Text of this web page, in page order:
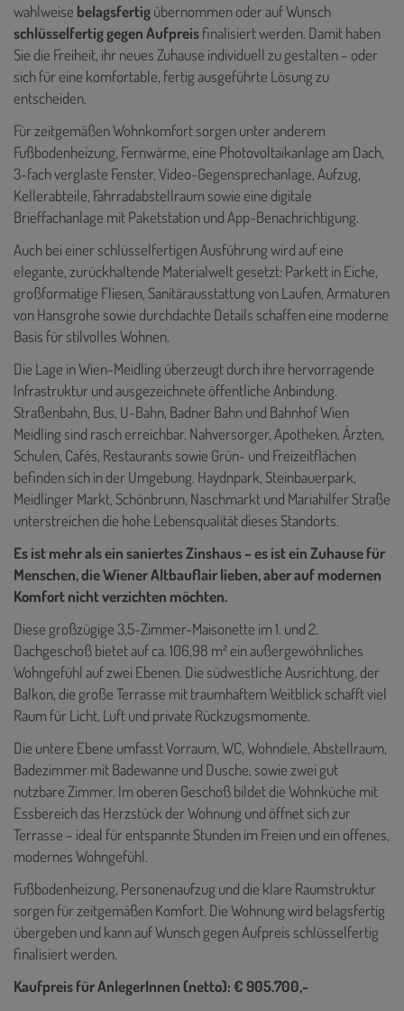
wahlweise belagsfertigübernommen oder auf Wunsch
schlüsselfertig gegen Aufpreisfinalisiert werden. Damit haben
Sie die Freiheit, ihr neues Zuhause individuell zu gestalten – oder
sich für eine komfortable, fertig ausgeführte Lösung zu
entscheiden.
Für zeitgemäßen Wohnkomfort sorgen unter anderem
Fußbodenheizung, Fernwärme, eine Photovoltaikanlage am Dach,
3-fach verglaste Fenster, Video-Gegensprechanlage, Aufzug,
Kellerabteile, Fahrradabstellraum sowie eine digitale
Brieffachanlage mit Paketstation und App-Benachrichtigung.
Auch bei einer schlüsselfertigen Ausführung wird auf eine
elegante, zurückhaltende Materialwelt gesetzt: Parkett in Eiche,
großformatige Fliesen, Sanitärausstattung von Laufen, Armaturen
von Hansgrohe sowie durchdachte Details schaffen eine moderne
Basis für stilvolles Wohnen.
Die Lage in Wien-Meidling überzeugt durch ihre hervorragende
Infrastruktur und ausgezeichnete öffentliche Anbindung.
Straßenbahn, Bus, U-Bahn, Badner Bahn und Bahnhof Wien
Meidling sind rasch erreichbar. Nahversorger, Apotheken, Ärzten,
Schulen, Cafés, Restaurants sowie Grün- und Freizeitflächen
befinden sich in der Umgebung. Haydnpark, Steinbauerpark,
Meidlinger Markt, Schönbrunn, Naschmarkt und Mariahilfer Straße
unterstreichen die hohe Lebensqualität dieses Standorts.
Es ist mehr als ein saniertes Zinshaus – es ist ein Zuhause für
Menschen, die Wiener Altbauflair lieben, aber auf modernen
Komfort nicht verzichten möchten.
Diese großzügige 3,5-Zimmer-Maisonette im 1. und 2.
Dachgeschoß bietet auf ca. 106,98 m² ein außergewöhnliches
Wohngefühl auf zwei Ebenen. Die südwestliche Ausrichtung, der
Balkon, die große Terrasse mit traumhaftem Weitblick schafft viel
Raum für Licht, Luft und private Rückzugsmomente.
Die untere Ebene umfasst Vorraum, WC, Wohndiele, Abstellraum,
Badezimmer mit Badewanne und Dusche, sowie zwei gut
nutzbare Zimmer. Im oberen Geschoß bildet die Wohnküche mit
Essbereich das Herzstück der Wohnung und öffnet sich zur
Terrasse – ideal für entspannte Stunden im Freien und ein offenes,
modernes Wohngefühl.
Fußbodenheizung, Personenaufzug und die klare Raumstruktur
sorgen für zeitgemäßen Komfort. Die Wohnung wird belagsfertig
übergeben und kann auf Wunsch gegen Aufpreis schlüsselfertig
finalisiert werden.
Kaufpreis für AnlegerInnen (netto): € 905.700,-